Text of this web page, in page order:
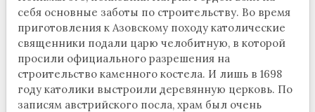
себя основные заботы по строительству. Во время
приготовления к Азовскому походу католические
священники подали царю челобитную, в которой
просили официального разрешения на
строительство каменного костела. И лишь в 1698
году католики выстроили деревянную церковь. По
записям австрийского посла, храм был очень